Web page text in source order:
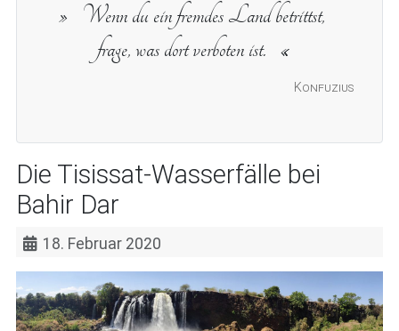
Konfuzius
Wenn du ein fremdes Land betrittst,
frage, was dort verboten ist.
Die Tisissat-Wasserfälle bei
Bahir Dar
18. Februar 2020